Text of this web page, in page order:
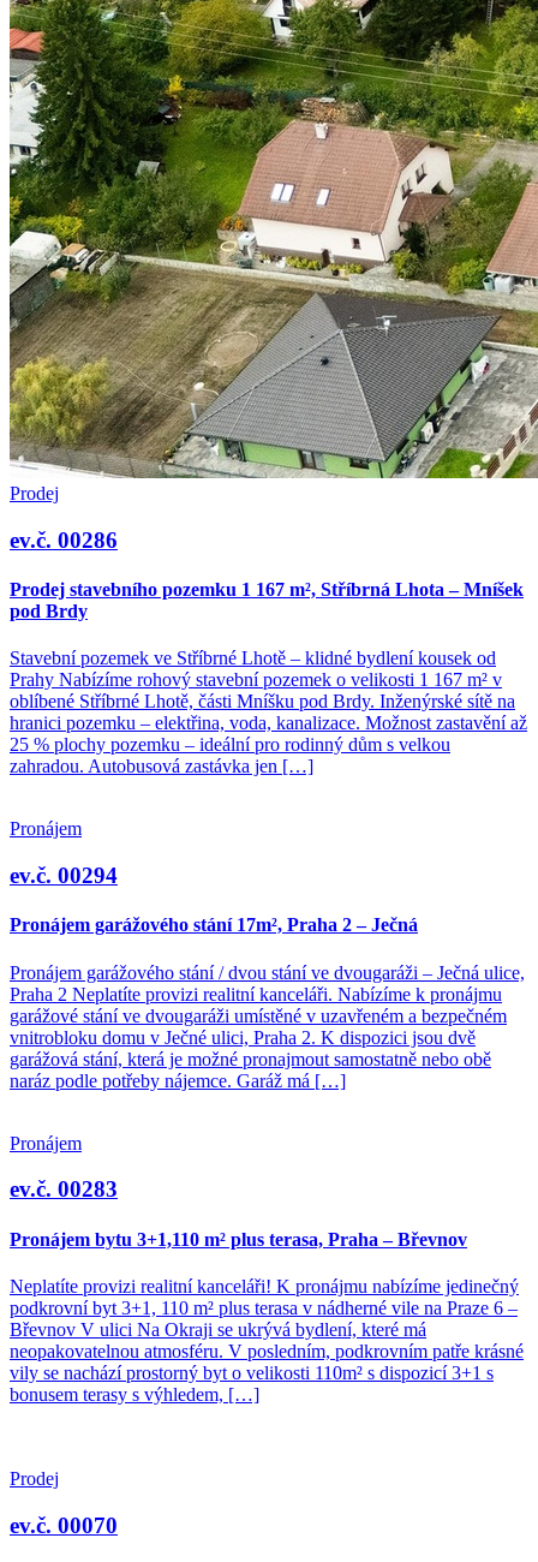
Prodej
ev.č. 00286
Prodej stavebního pozemku 1 167 m², Stříbrná Lhota – Mníšek
pod Brdy
Stavební pozemek ve Stříbrné Lhotě – klidné bydlení kousek od
Prahy Nabízíme rohový stavební pozemek o velikosti 1 167 m² v
oblíbené Stříbrné Lhotě, části Mníšku pod Brdy. Inženýrské sítě na
hranici pozemku – elektřina, voda, kanalizace. Možnost zastavění až
25 % plochy pozemku – ideální pro rodinný dům s velkou
zahradou. Autobusová zastávka jen […]
Pronájem
ev.č. 00294
Pronájem garážového stání 17m², Praha 2 – Ječná
Pronájem garážového stání / dvou stání ve dvougaráži – Ječná ulice,
Praha 2 Neplatíte provizi realitní kanceláři. Nabízíme k pronájmu
garážové stání ve dvougaráži umístěné v uzavřeném a bezpečném
vnitrobloku domu v Ječné ulici, Praha 2. K dispozici jsou dvě
garážová stání, která je možné pronajmout samostatně nebo obě
naráz podle potřeby nájemce. Garáž má […]
Pronájem
ev.č. 00283
Pronájem bytu 3+1,110 m² plus terasa, Praha – Břevnov
Neplatíte provizi realitní kanceláři! K pronájmu nabízíme jedinečný
podkrovní byt 3+1, 110 m² plus terasa v nádherné vile na Praze 6 –
Břevnov V ulici Na Okraji se ukrývá bydlení, které má
neopakovatelnou atmosféru. V posledním, podkrovním patře krásné
vily se nachází prostorný byt o velikosti 110m² s dispozicí 3+1 s
bonusem terasy s výhledem, […]
Prodej
ev.č. 00070